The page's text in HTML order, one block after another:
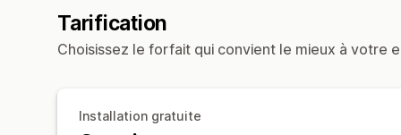
Tarification
Choisissez le forfait qui convient le mieux à votre
Installation gratuite